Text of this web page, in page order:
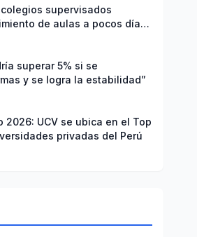
supervisados
de aulas a pocos días
2026
superar 5% si se
y se logra la estabilidad”
2026: UCV se ubica en el Top
privadas del Perú